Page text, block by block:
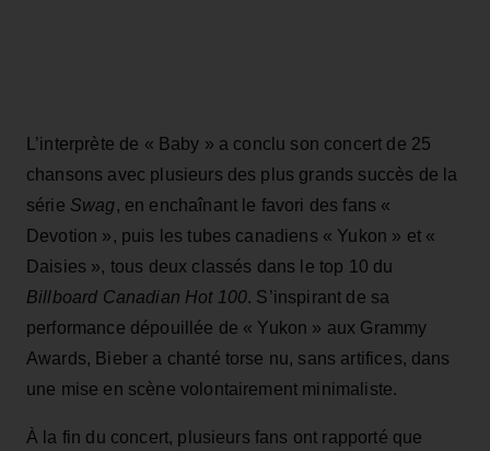
L’interprète de « Baby » a conclu son concert de 25
chansons avec plusieurs des plus grands succès de la
série Swag, en enchaînant le favori des fans «
Devotion », puis les tubes canadiens « Yukon » et «
Daisies », tous deux classés dans le top 10 du
Billboard Canadian Hot 100. S’inspirant de sa
performance dépouillée de « Yukon » aux Grammy
Awards, Bieber a chanté torse nu, sans artifices, dans
une mise en scène volontairement minimaliste.
À la fin du concert, plusieurs fans ont rapporté que